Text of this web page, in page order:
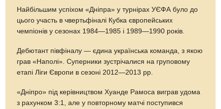
Найбільшим успіхом «Дніпра» у турнірах УЄФА було до
цього участь в чвертьфіналі Кубка європейських
чемпіонів у сезонах 1984—1985 і 1989—1990 років.
Дебютант півфіналу — єдина українська команда, з якою
грав «Наполі». Суперники зустрічалися на груповому
етапі Ліги Європи в сезоні 2012—2013 рр.
«Дніпро» під керівництвом Хуанде Рамоса виграв удома
з рахунком 3:1, але у повторному матчі поступився